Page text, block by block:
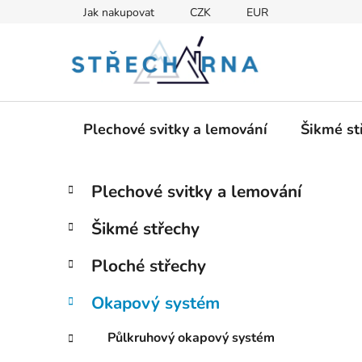
Jak nakupovat CZK EUR
Plechové svitky a lemování Šikmé
P
s
r
n
n
í
Přeskočit
kategorie
K
a
e
o
i
Plechové svitky a lemování
Šikmé střechy
Ploché střechy
Okapový systém
Půlkruhový okapový systém